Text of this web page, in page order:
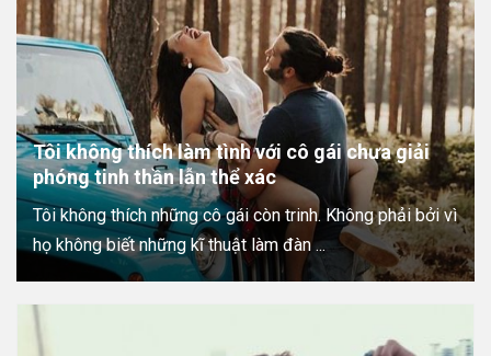
Tôi không thích làm tình với cô gái chưa giải
phóng tinh thần lẫn thể xác
Tôi không thích những cô gái còn trinh. Không phải bởi vì
họ không biết những kĩ thuật làm đàn ...